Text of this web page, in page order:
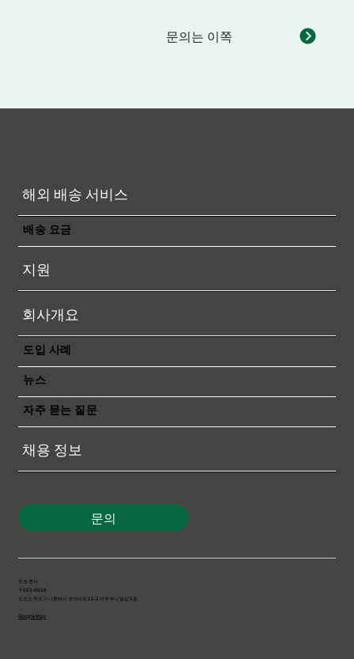
문의는 이쪽
해외 배송 서비스
배송 요금
지원
회사개요
도입 사례
뉴스
자주 묻는 질문
채용 정보
문의
도쿄 본사
〒103-0016
도쿄도 주오구 니혼바시 코아미초 10-2 마루쿠니 빌딩 5층
Google Map